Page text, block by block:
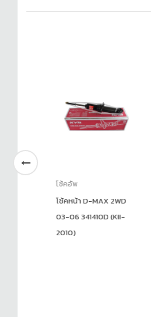
โช้คอัพ
โช้คหน้า D-MAX 2WD
03-06 341410D (KII-
2010)